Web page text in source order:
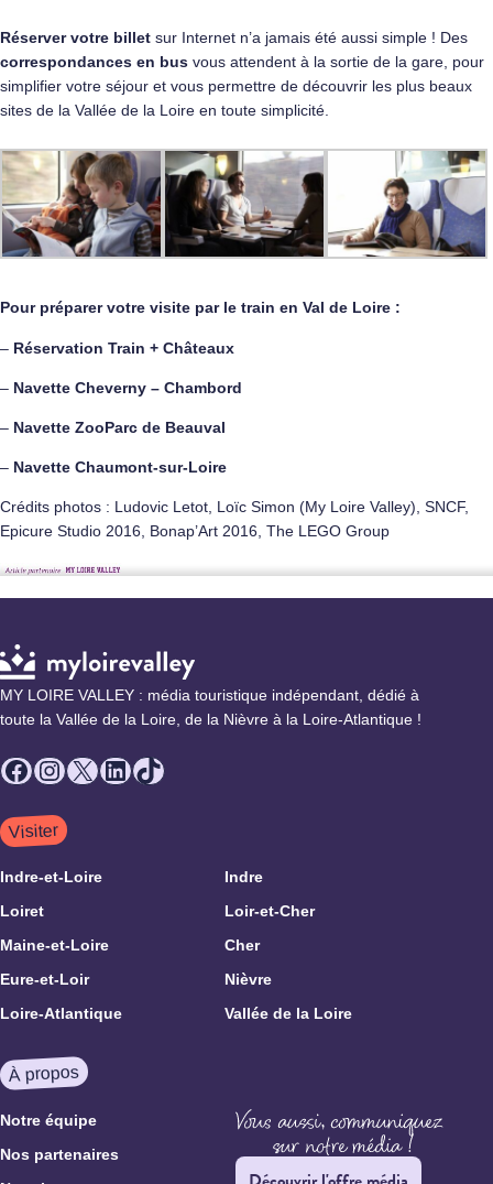
Réserver votre billet sur Internet n’a jamais été aussi simple ! Des
correspondances en bus vous attendent à la sortie de la gare, pour
simplifier votre séjour et vous permettre de découvrir les plus beaux
sites de la Vallée de la Loire en toute simplicité.
Pour préparer votre visite par le train en Val de Loire :
– Réservation Train + Châteaux
– Navette Cheverny – Chambord
– Navette ZooParc de Beauval
– Navette Chaumont-sur-Loire
Crédits photos : Ludovic Letot, Loïc Simon (My Loire Valley), SNCF,
Epicure Studio 2016, Bonap’Art 2016, The LEGO Group
MY LOIRE VALLEY : média touristique indépendant, dédié à
toute la Vallée de la Loire, de la Nièvre à la Loire-Atlantique !
Facebook
Instagram
X LinkedIn
TikTok
Visiter
Indre-et-Loire
Indre
Loiret
Loir-et-Cher
Maine-et-Loire
Cher
Eure-et-Loir
Nièvre
Loire-Atlantique
Vallée de la Loire
À propos
Notre équipe
Nos partenaires